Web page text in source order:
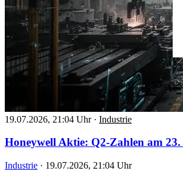
19.07.2026, 21:04 Uhr · Industrie
Honeywell Aktie: Q2-Zahlen am
Industrie · 19.07.2026, 21:04 Uhr